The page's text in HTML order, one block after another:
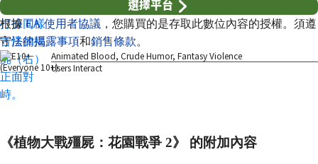
選擇平台
根據EA 使用者協議 ，您購買的是存取此數位內容的授權。須遵
守法律揭露事項和銷售條款。
Animated Blood, Crude Humor, Fantasy Violence
Users Interact
《植物大戰殭屍：花園戰爭 2》 的附加內容